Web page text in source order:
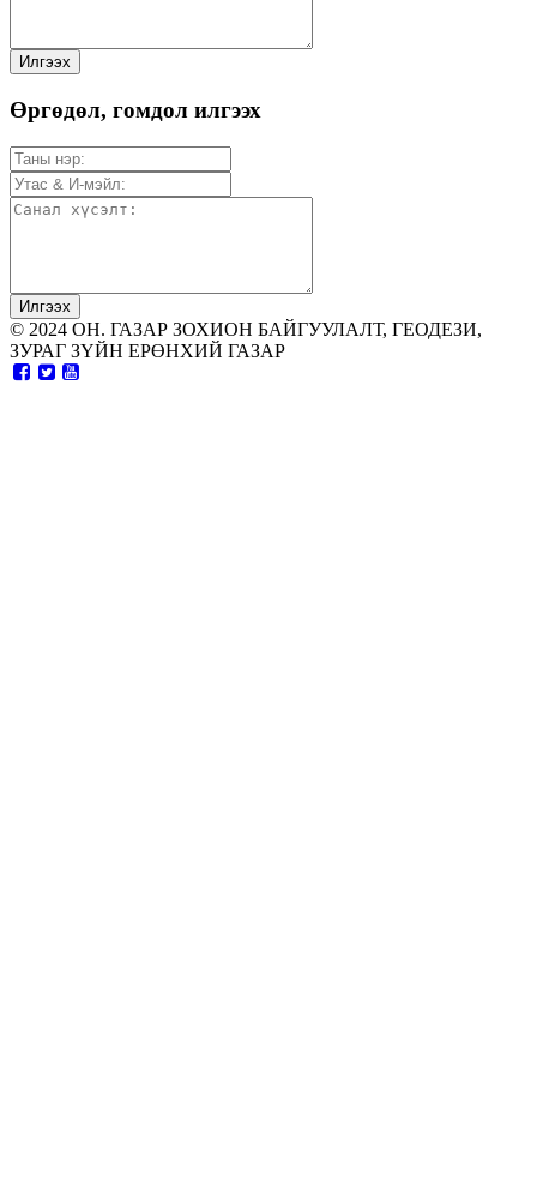
Өргөдөл, гомдол илгээх
© 2024 ОН. ГАЗАР ЗОХИОН БАЙГУУЛАЛТ, ГЕОДЕЗИ,
ЗУРАГ ЗҮЙН ЕРӨНХИЙ ГАЗАР